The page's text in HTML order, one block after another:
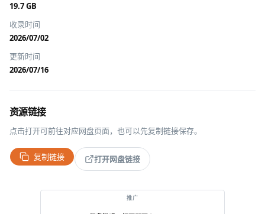
19.7 GB
收录时间
2026/07/02
更新时间
2026/07/16
资源链接
点击打开可前往对应网盘页面，也可以先复制链接保存。
复制链接 打开网盘链接
推广